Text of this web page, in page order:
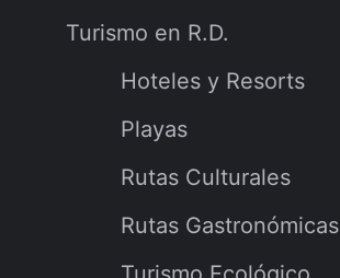
Turismo en R.D.
Hoteles y Resorts
Playas
Rutas Culturales
Rutas Gastronómicas